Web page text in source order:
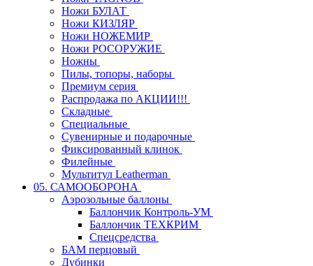
Ножи БУЛАТ
Ножи КИЗЛЯР
Ножи НОЖЕМИР
Ножи РОСОРУЖИЕ
Ножны
Пилы, топоры, наборы
Премиум серия
Распродажа по АКЦИИ!!!
Складные
Специальные
Сувенирные и подарочные
Фиксированный клинок
Филейные
Мультитул Leatherman
05. САМООБОРОНА
Аэрозольные баллоны
Баллончик Контроль-УМ
Баллончик ТЕХКРИМ
Спецсредства
БАМ перцовый
Дубинки